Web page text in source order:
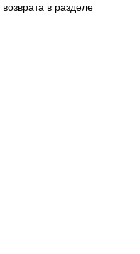
в разделе